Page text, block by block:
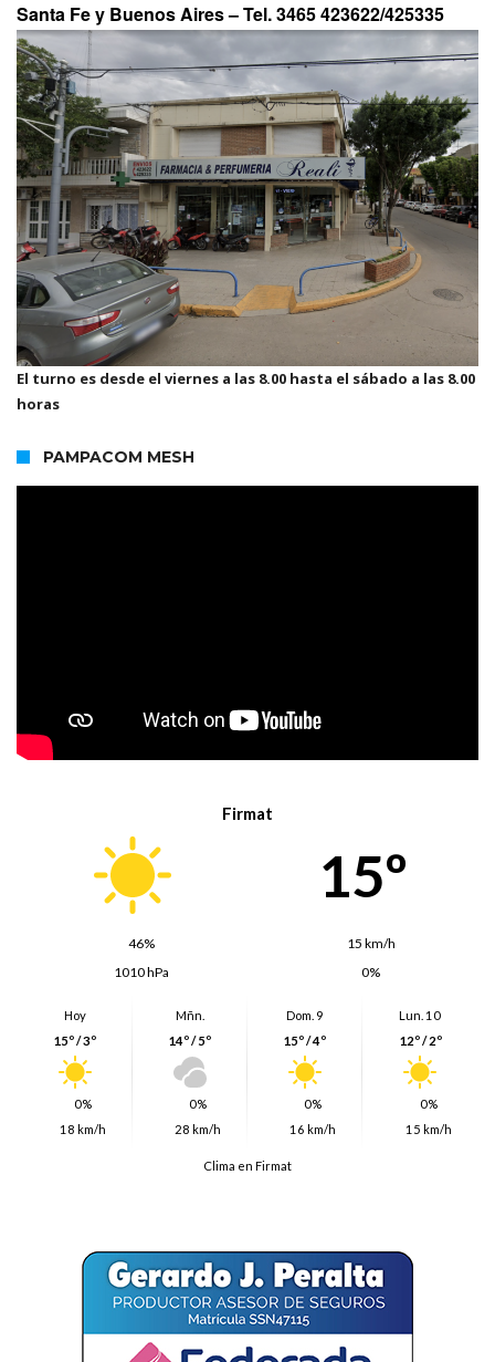
Santa Fe y Buenos Aires –Tel. 3465 423622/425335
El turno es desde el viernes a las 8.00 hasta el sábado a las 8.00
horas
PAMPACOM MESH
Firmat
15º
46%
15 km/h
1010 hPa
0%
Hoy
15º / 3º
0%
18 km/h
Mñn.
14º / 5º
0%
28 km/h
Dom. 9
15º / 4º
0%
16 km/h
Lun. 10
12º / 2º
0%
15 km/h
Clima en Firmat